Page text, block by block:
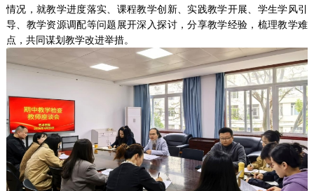
情况，就教学进度落实、课程教学创新、实践教学开展、学生学风引
导、教学资源调配等问题展开深入探讨，分享教学经验，梳理教学难
点，共同谋划教学改进举措。